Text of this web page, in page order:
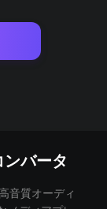
バータ
音質オーディ